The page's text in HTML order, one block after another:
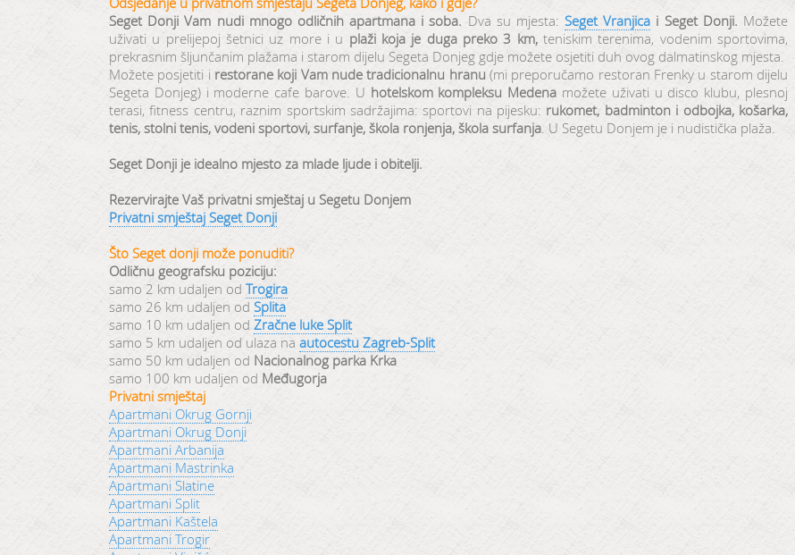
Seget Donji Vam nudi mnogo odličnih apartmana i soba. Dva su mjesta:Seget Vranjica i Seget Donji. Možete
uživati u prelijepoj šetnici uz more i u plaži koja je duga preko 3 km,teniskim terenima, vodenim sportovima,
prekrasnim šljunčanim plažama i starom dijelu Segeta Donjeg gdje možete osjetiti duh ovog dalmatinskog mjesta.
Možete posjetiti i restorane koji Vam nude tradicionalnu hranu (mi preporučamo restoran Frenky u starom dijelu
Segeta Donjeg) i moderne cafe barove. U hotelskom kompleksu Medena možete uživati u disco klubu, plesnoj
terasi, fitness centru, raznim sportskim sadržajima: sportovi na pijesku: rukomet, badminton i odbojka, košarka,
tenis, stolni tenis, vodeni sportovi, surfanje, škola ronjenja, škola surfanja. U Segetu Donjem je i nudistička plaža.
Seget Donji je idealno mjesto za mlade ljude i obitelji.
Rezervirajte Vaš privatni smještaj u Segetu Donjem
Privatni smještaj Seget Donji
Što Seget donji može ponuditi?
Odličnu geografsku poziciju:
samo 2 km udaljen od Trogira
samo 26 km udaljen od Splita
samo 10 km udaljen od Zračne luke Split
samo 5 km udaljen od ulaza na autocestu Zagreb-Split
samo 50 km udaljen od Nacionalnog parka Krka
samo 100 km udaljen od Međugorja
Privatni smještaj
Apartmani Okrug Gornji
Apartmani Okrug Donji
Apartmani Arbanija
Apartmani Mastrinka
Apartmani Slatine
Apartmani Split
Apartmani Kaštela
Apartmani Trogir